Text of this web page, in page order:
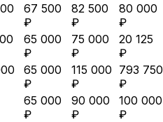
67 500
₽
82 500
₽
80 000
₽
65 000
₽
75 000
₽
20 125
₽
65 000
₽
115 000
₽
793 750
₽
65 000
₽
90 000
₽
100 000
₽